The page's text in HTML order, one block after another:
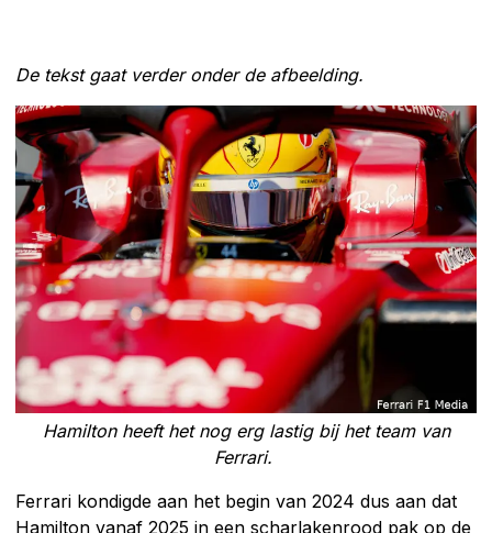
De tekst gaat verder onder de afbeelding.
Hamilton heeft het nog erg lastig bij het team van
Ferrari.
Ferrari kondigde aan het begin van 2024 dus aan dat
Hamilton vanaf 2025 in een scharlakenrood pak op de